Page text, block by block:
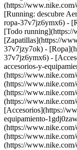
(https://
[Running: descubre
ropa-37v7jz6ymx6) -
[Todo
[Zapatillas](https://
37v7jzy7ok) -
37v7jz6ymx6) -
accesorios-y-
(https://
(https://
(https://
(https://
[Accesorios](https://
equipamiento-
(https://
(https://
(https://